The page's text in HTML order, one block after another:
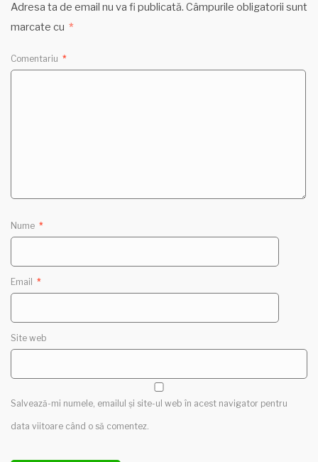
Adresa ta de email nu va fi publicată. Câmpurile obligatorii sunt
marcate cu *
Comentariu *
Nume *
Email *
Site web
Salvează-mi numele, emailul și site-ul web în acest navigator pentru
data viitoare când o să comentez.